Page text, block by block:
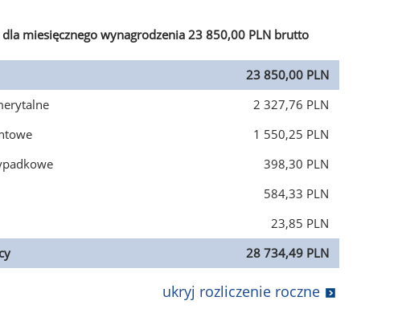
miesięcznego wynagrodzenia 23 850,00 PLN brutto
23 850,00 PLN
2 327,76 PLN
1 550,25 PLN
398,30 PLN
584,33 PLN
23,85 PLN
28 734,49 PLN
ukryj rozliczenie roczne